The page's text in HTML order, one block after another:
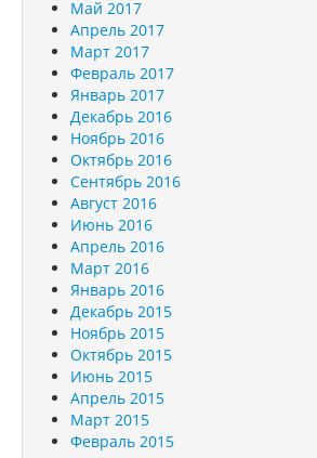
Май 2017
Апрель 2017
Март 2017
Февраль 2017
Январь 2017
Декабрь 2016
Ноябрь 2016
Октябрь 2016
Сентябрь 2016
Август 2016
Июнь 2016
Апрель 2016
Март 2016
Январь 2016
Декабрь 2015
Ноябрь 2015
Октябрь 2015
Июнь 2015
Апрель 2015
Март 2015
Февраль 2015